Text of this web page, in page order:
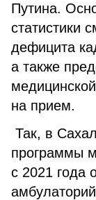
Путина.
статистики
дефицита
а также
на прием.
Так, в
программы
с 2021 года